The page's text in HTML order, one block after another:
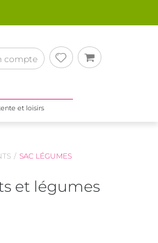
compte
et loisirs
SAC LÉGUMES
et légumes